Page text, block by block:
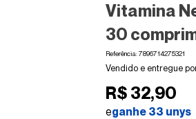
Vitamina
30
Referência:7896714275321
R$ 32,90
eganhe 33 unys